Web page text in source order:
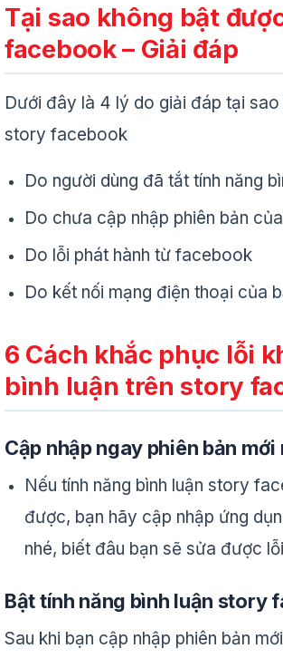
Tại sao không bật
facebook – Giải đáp
Dưới đây là 4 lý do giải đáp tại
story facebook
Do người dùng đã tắt tính năng
Do chưa cập nhập phiên bản
Do lỗi phát hành từ facebook
Do kết nối mạng điện thoại của
6 Cách khắc phục lỗi
bình luận trên story
Cập nhập ngay phiên bản
Nếu tính năng bình luận story
được, bạn hãy cập nhập ứng
nhé, biết đâu bạn sẽ sửa được
Bật tính năng bình luận story
Sau khi bạn cập nhập phiên bản